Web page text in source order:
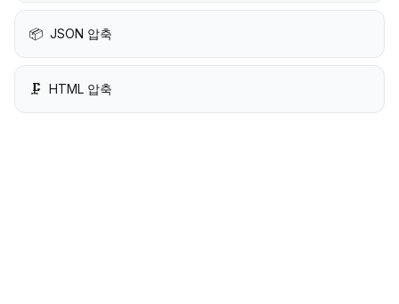
📦 JSON 압축
🗜️ HTML 압축